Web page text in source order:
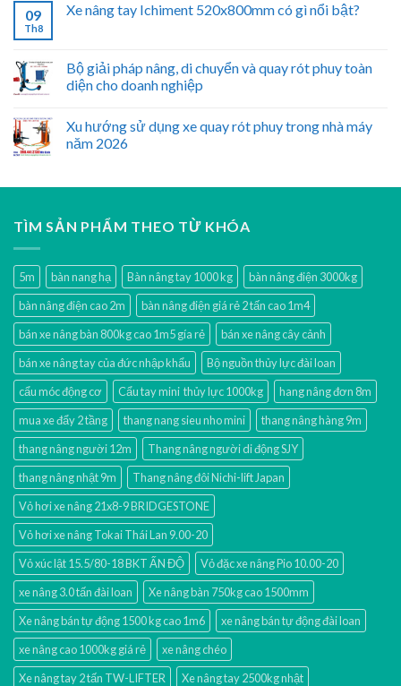
09
Th8
Xe nâng tay Ichiment 520x800mm có gì nổi bật?
Bộ giải pháp nâng, di chuyển và quay rót phuy toàn
diện cho doanh nghiệp
Xu hướng sử dụng xe quay rót phuy trong nhà máy
năm 2026
TÌM SẢN PHẨM THEO TỪ KHÓA
5m bàn nang hạ Bàn nâng tay 1000 kg
bàn nâng điện 3000kg
bàn nâng điện cao 2m
bàn nâng điện giá rẻ 2 tấn cao 1m4
bán xe nâng bàn 800kg cao 1m5 gía rẻ
bán xe nâng cây cảnh
bán xe nâng tay của đức nhập khẩu
Bộ nguồn thủy lực đài loan
cẩu móc động cơ
Cẩu tay mini thủy lực 1000kg
hang nâng đơn 8m
mua xe đẩy 2 tầng
thang nang sieu nho mini
thang nâng hàng 9m
thang nâng người 12m
Thang nâng người di động SJY
thang nâng nhật 9m
Thang nâng đôi Nichi-lift Japan
Vỏ hơi xe nâng 21x8-9 BRIDGESTONE
Vỏ hơi xe nâng Tokai Thái Lan 9.00-20
Vỏ xúc lật 15.5/80-18 BKT ẤN ĐỘ
Vỏ đặc xe nâng Pio 10.00-20
xe nâng 3.0 tấn đài loan
Xe nâng bàn 750kg cao 1500mm
Xe nâng bán tự động 1500 kg cao 1m6
xe nâng bán tự động đài loan
xe nâng cao 1000kg giá rẻ
xe nâng chéo
Xe nâng tay 2 tấn TW-LIFTER
Xe nâng tay 2500kg nhật